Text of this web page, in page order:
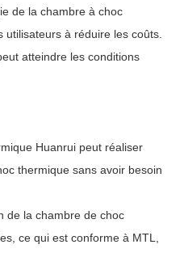
de la chambre à choc
à réduire les coûts.
atteindre les conditions
Huanrui peut réaliser
thermique sans avoir besoin
de la chambre de choc
ce qui est conforme à MTL,